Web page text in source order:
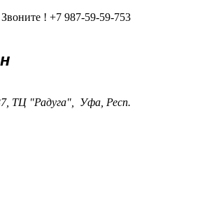
! +7 987-59-59-753
ТЦ "Радуга", Уфа, Респ.